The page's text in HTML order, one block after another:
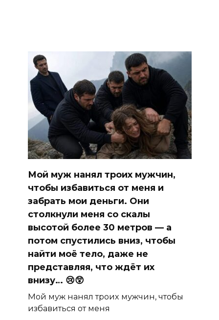
Мой муж нанял троих мужчин,
чтобы избавиться от меня и
забрать мои деньги. Они
столкнули меня со скалы
высотой более 30 метров — а
потом спустились вниз, чтобы
найти моё тело, даже не
представляя, что ждёт их
внизу… 😢😲
Мой муж нанял троих мужчин, чтобы
избавиться от меня